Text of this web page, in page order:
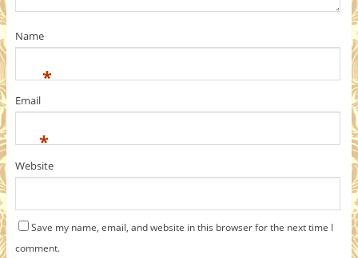
Name
*
Email
*
Website
Save my name, email, and website in this browser for the next time I
comment.